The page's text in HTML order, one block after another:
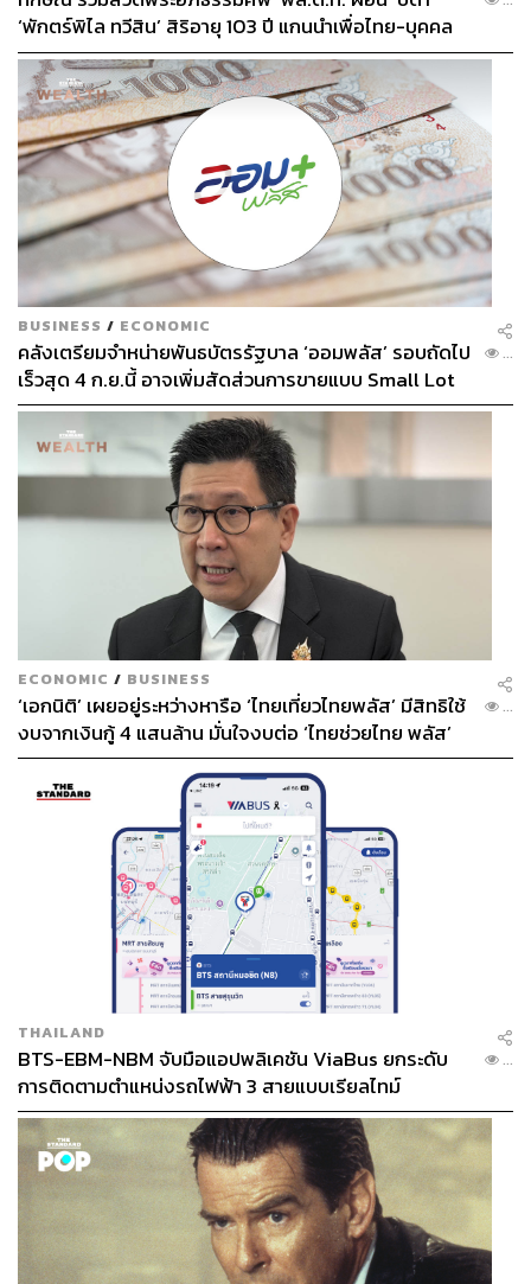
ที่สุด
พร้อมเตือนว่า มาตรการช่วยเหลือที่ใช้คำว่า ‘SME’ แบบก
ว้างๆ มักทำให้สินเชื่อไหลไปสู่ธุรกิจขนาดกลาง (Medium)
มากกว่าผู้ประกอบการรายเล็ก เนื่องจากธนาคารประเมิน
ตามความเสี่ยง
อย่างไรก็ตาม ได้กล่าวขอบคุณรัฐบาลต่อมาตรการกระตุ้น
เศรษฐกิจฐานราก เช่น ‘คนละครึ่ง’ และ ‘ไทยช่วยไทย’ ที่ช่วย
กระตุ้นกำลังซื้อและประคองผู้ประกอบการรายย่อยในช่วง
เศรษฐกิจชะลอตัว
นอกจากนี้ ยังเสนอให้รัฐบาลหากลไกอื่นนอกเหนือจากระบบ
ธนาคาร เพื่อส่งเม็ดเงินไปยังผู้ประกอบการรายเล็ก รวมถึง
เสนอให้นำหนี้เสียภาคธุรกิจออกมาบริหารจัดการแยกต่าง
หาก เพื่อช่วยฟื้นกำลังซื้อในระบบเศรษฐกิจ
พร้อมเรียกร้องให้รัฐออกกฎระเบียบคุ้มครองผู้ประกอบการ
รายย่อยจากการแข่งขันของทุนต่างชาติ และสนับสนุนการ
อัปสกิลด้าน AI และเทคโนโลยี เพื่อยกระดับศักยภาพการ
แข่งขันของผู้ประกอบการรายเล็กในระยะต่อไป
‘กลุ่มยานยนต์’ หวั่นฐานผลิตไทยสั่นคลอน ชง
Safeguard-ดันรถเก่าแลกรถใหม่
ด้านตัวแทนภาคอุตสาหกรรมยานยนต์สะท้อนว่า โครงสร้าง
อุตสาหกรรมรถยนต์ไทยกำลังเผชิญแรงกดดันหนัก หลังยอด
ผลิตรถยนต์ในประเทศลดลงจาก 2 ล้านคัน เหลือเพียง 1.4
ล้านคัน ขณะที่สัดส่วนรถนำเข้าสำเร็จรูป โดยเฉพาะรถยนต์
ไฟฟ้า (BEV) จากจีน เพิ่มขึ้นต่อเนื่อง จากอานิสงส์ภาษีนำเข้า
0% ภายใต้ FTA อาเซียน-จีน จึงเสนอให้รัฐบาลออกมาตรการ
Safeguard เพื่อปกป้องฐานการผลิตในประเทศ ผ่านการสร้าง
ความแตกต่างด้านภาษีสรรพสามิตระหว่างรถยนต์ผลิตใน
ประเทศกับรถนำเข้า โดยผูกกับสัดส่วนการใช้ชิ้นส่วนใน
ประเทศ (Local Content)
พร้อมกันนี้ ยังเสนอให้เร่งผลักดันโครงการ ‘รถเก่าแลกรถ
ใหม่’ เพื่อกระตุ้นอุปสงค์ภายในประเทศ ลดปัญหารถเก่า
สะสมและฝุ่น PM 2.5 โดยกำหนดเงื่อนไขว่ารถใหม่ที่เข้าร่วม
โครงการต้องเป็นรถที่ผลิตในประเทศไทย รวมถึงขอให้
รัฐบาลทบทวนการลดอัตราเงินชดเชยภาษีอากรส่งออก (Tax
Compensation) ซึ่งกระทบต้นทุนผู้ส่งออกยานยนต์ ท่ามกลาง
ความผันผวนของค่าเงินและแรงกดดันจากภูมิรัฐศาสตร์
‘พักตร์พิไล ทวีสิน’ สิริอายุ 103 ปี แกนนำเพื่อไทย-บุคคล
หลากวงการร่วมอาลัย
BUSINESS / ECONOMIC
คลังเตรียมจำหน่ายพันธบัตรรัฐบาล ‘ออมพลัส’ รอบถัดไป
เร็วสุด 4 ก.ย.นี้ อาจเพิ่มสัดส่วนการขายแบบ Small Lot
First มากขึ้น
...
ECONOMIC / BUSINESS
‘เอกนิติ’ เผยอยู่ระหว่างหารือ ‘ไทยเที่ยวไทยพลัส’ มีสิทธิใช้
งบจากเงินกู้ 4 แสนล้าน มั่นใจงบต่อ ‘ไทยช่วยไทย พลัส’
เฟส 2 มีเพียงพอ
...
THAILAND
BTS-EBM-NBM จับมือแอปพลิเคชัน ViaBus ยกระดับ
การติดตามตำแหน่งรถไฟฟ้า 3 สายแบบเรียลไทม์
...